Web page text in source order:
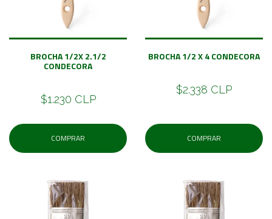
BROCHA 1/2X 2.1/2
CONDECORA
$1.230 CLP
COMPRAR
BROCHA 1/2 X 4 CONDECORA
$2.338 CLP
COMPRAR